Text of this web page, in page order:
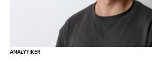
ANALYTIKER